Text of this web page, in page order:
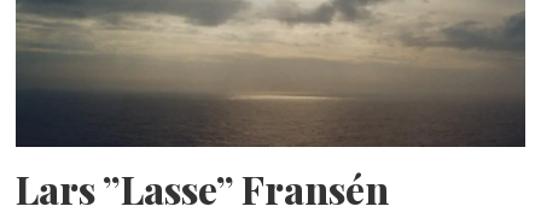
Lars ”Lasse” Fransén